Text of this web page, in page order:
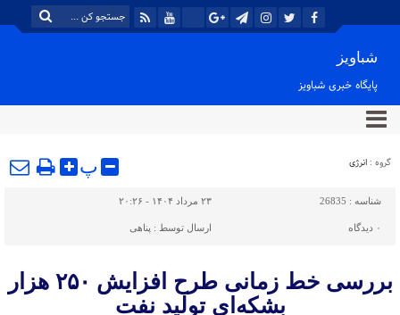
شباویز
پایگاه خبری شباویز
گروه : انرژی پ
شناسه : 26835 ۲۳ مرداد ۱۴۰۴ - ۲۰:۲۶
۰ دیدگاه ارسال توسط : پناهی
بررسی خط زمانی طرح افزایش ۲۵۰ هزار
بشکه‌ای تولید نفت